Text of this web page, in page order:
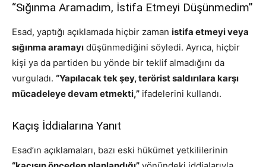
“Sığınma Aramadım, İstifa Etmeyi Düşünmedim”
Esad, yaptığı açıklamada hiçbir zaman istifa etmeyi veya
sığınma aramayı düşünmediğini söyledi. Ayrıca, hiçbir
kişi ya da partiden bu yönde bir teklif almadığını da
vurguladı. “Yapılacak tek şey, terörist saldırılara karşı
mücadeleye devam etmekti,” ifadelerini kullandı.
Kaçış İddialarına Yanıt
Esad’ın açıklamaları, bazı eski hükümet yetkililerinin